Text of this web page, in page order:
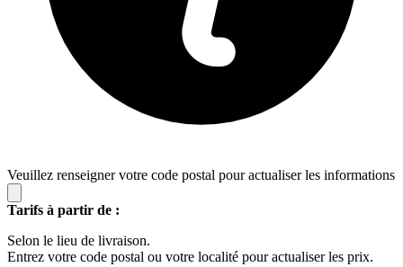
Veuillez renseigner votre code postal pour actualiser les informations
Tarifs à partir de :
Selon le lieu de livraison.
Entrez votre code postal ou votre localité pour actualiser les prix.